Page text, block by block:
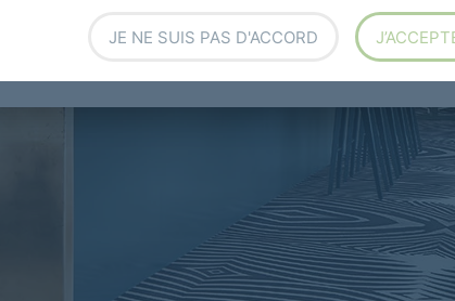
JE NE SUIS PAS D'ACCORD